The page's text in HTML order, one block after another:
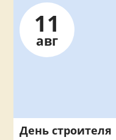
11
авг
День строителя